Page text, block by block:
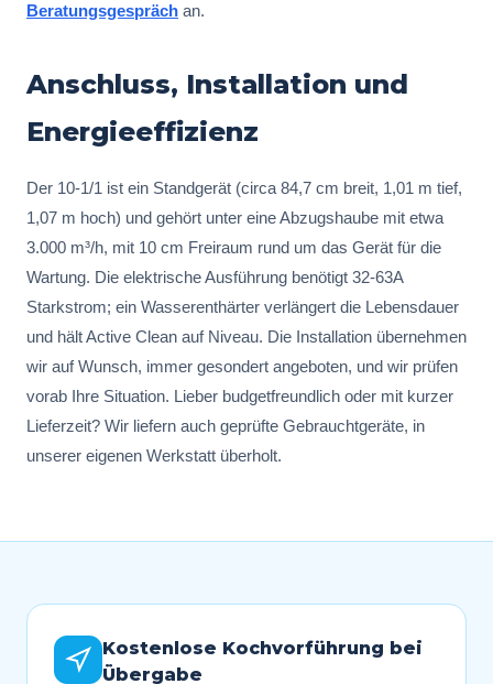
Beratungsgespräch an.
Anschluss, Installation und
Energieeffizienz
Der 10-1/1 ist ein Standgerät (circa 84,7 cm breit, 1,01 m tief,
1,07 m hoch) und gehört unter eine Abzugshaube mit etwa
3.000 m³/h, mit 10 cm Freiraum rund um das Gerät für die
Wartung. Die elektrische Ausführung benötigt 32-63A
Starkstrom; ein Wasserenthärter verlängert die Lebensdauer
und hält Active Clean auf Niveau. Die Installation übernehmen
wir auf Wunsch, immer gesondert angeboten, und wir prüfen
vorab Ihre Situation. Lieber budgetfreundlich oder mit kurzer
Lieferzeit? Wir liefern auch geprüfte Gebrauchtgeräte, in
unserer eigenen Werkstatt überholt.
Kostenlose Kochvorführung bei
Übergabe